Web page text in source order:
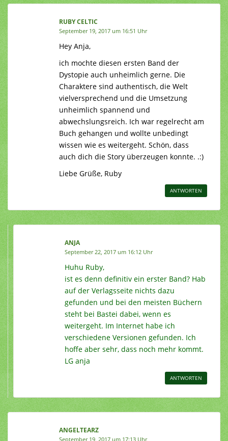
RUBY CELTIC
September 19, 2017 um 16:51 Uhr
Hey Anja,
ich mochte diesen ersten Band der
Dystopie auch unheimlich gerne. Die
Charaktere sind authentisch, die Welt
vielversprechend und die Umsetzung
unheimlich spannend und
abwechslungsreich. Ich war regelrecht am
Buch gehangen und wollte unbedingt
wissen wie es weitergeht. Schön, dass
auch dich die Story überzeugen konnte. .:)
Liebe Grüße, Ruby
ANTWORTEN
ANJA
September 22, 2017 um 16:12 Uhr
Huhu Ruby,
ist es denn definitiv ein erster Band? Hab
auf der Verlagsseite nichts dazu
gefunden und bei den meisten Büchern
steht bei Bastei dabei, wenn es
weitergeht. Im Internet habe ich
verschiedene Versionen gefunden. Ich
hoffe aber sehr, dass noch mehr kommt.
LG anja
ANTWORTEN
ANGELTEARZ
September 19, 2017 um 17:13 Uhr